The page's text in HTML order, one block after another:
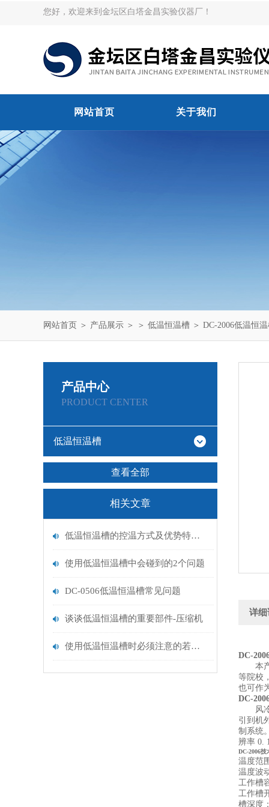
您好，欢迎来到金坛区白塔金昌实验仪器厂！
网站首页 关于我们
网站首页 ＞ 产品展示 ＞ ＞ 低温恒温槽 ＞ DC-2006低温恒
产品中心
PRODUCT CENTER
低温恒温槽
查看全部
相关文章
低温恒温槽的控温方式及优势特点介绍
使用低温恒温槽中会碰到的2个问题
DC-0506低温恒温槽常见问题
谈谈低温恒温槽的重要部件-压缩机
使用低温恒温槽时必须注意的若干问题
详细
DC-
本
等院校
也可作
DC-
风
引到机
制系统
辨率 0.
DC-2006技
温度范
温度波
工作槽
工作槽
槽深度